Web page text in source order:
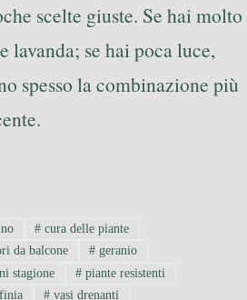
scelte giuste. Se hai molto
lavanda; se hai poca luce,
spesso la combinazione più
# cura delle piante
da balcone # geranio
stagione # piante resistenti
# vasi drenanti